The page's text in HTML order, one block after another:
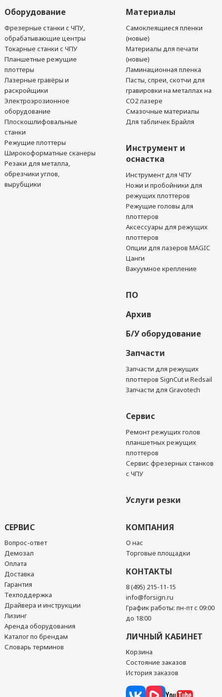
Оборудование
Фрезерные станки с ЧПУ,
обрабатывающие центры
Токарные станки с ЧПУ
Планшетные режущие
плоттеры
Лазерные гравёры и
раскройщики
Электроэрозионное
оборудование
Плоскошлифовальные
станки
Режущие плоттеры
Широкоформатные сканеры
Резаки для металла,
обрезчики углов,
вырубщики
Материалы
Самоклеящиеся пленки
(новые)
Материалы для печати
(новые)
Ламинационная пленка
Пасты, спреи, скотчи для
гравировки на металлах на
CO2 лазере
Смазочные материалы
Для табличек Брайля
Инструмент и
оснастка
Инструмент для ЧПУ
Ножи и пробойники для
режущих плоттеров
Режущие головы для
плоттеров
Аксессуары для режущих
плоттеров
Опции для лазеров MAGIC
Цанги
Вакуумное крепление
ПО
Архив
Б/У оборудование
Запчасти
Запчасти для режущих
плоттеров SignCut и Redsail
Запчасти для Gravotech
Сервис
Ремонт режущих голов
планшетных режущих
плоттеров
Сервис фрезерных станков
с ЧПУ
Услуги резки
СЕРВИС
Вопрос-ответ
Демозал
Оплата
Доставка
Гарантия
Техподдержка
Драйвера и инструкции
Лизинг
Аренда оборудования
Каталог по брендам
Словарь терминов
КОМПАНИЯ
О нас
Торговые площадки
КОНТАКТЫ
8 (495) 215-11-15
info@forsign.ru
График работы: пн-пт с 09:00
до 18:00
ЛИЧНЫЙ КАБИНЕТ
Корзина
Состояние заказов
История заказов